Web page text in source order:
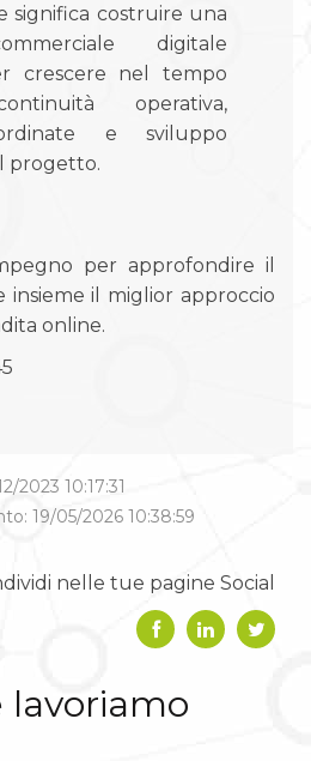
significa costruire una
digitale
crescere nel tempo
operativa,
e sviluppo
progetto.
per approfondire il
il miglior approccio
online.
2023 10:17:31
19/05/2026 10:38:59
nelle tue pagine Social
lavoriamo